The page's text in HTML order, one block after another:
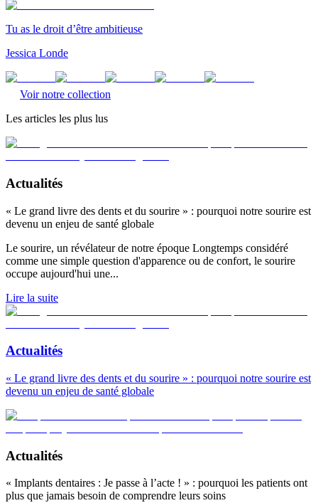
Tu as le droit d’être ambitieuse
Jessica Londe
Voir notre collection
Les articles les plus lus
Actualités
« Le grand livre des dents et du sourire » : pourquoi notre sourire est
devenu un enjeu de santé globale
Le sourire, un révélateur de notre époque Longtemps considéré
comme une simple question d'apparence ou de confort, le sourire
occupe aujourd'hui une...
Lire la suite
Actualités
« Le grand livre des dents et du sourire » : pourquoi notre sourire est
devenu un enjeu de santé globale
Actualités
« Implants dentaires : Je passe à l’acte ! » : pourquoi les patients ont
plus que jamais besoin de comprendre leurs soins